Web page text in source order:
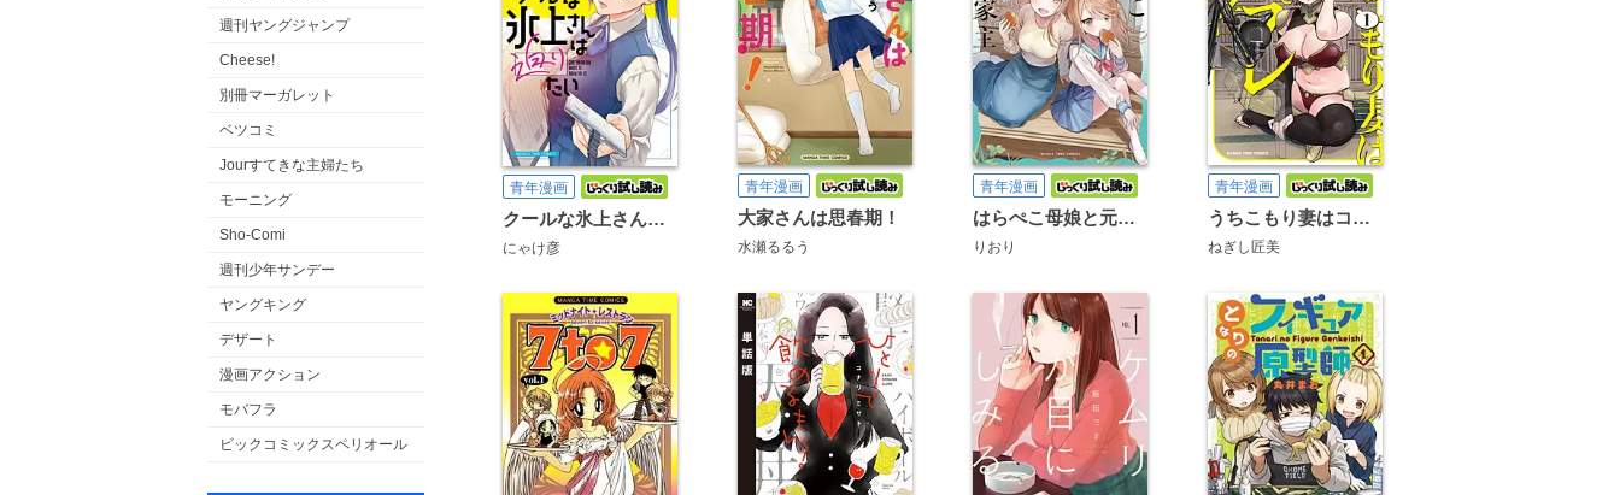
週刊ヤングジャンプ
Cheese!
別冊マーガレット
ベツコミ
Jourすてきな主婦たち
モーニング
Sho-Comi
週刊少年サンデー
ヤングキング
デザート
漫画アクション
モバフラ
ビックコミックスペリオール
青年漫画
クールな氷上さんは迫りたい
にゃけ彦
青年漫画
大家さんは思春期！
水瀬るるう
青年漫画
はらぺこ母娘と元カレ家主
りおり
青年漫画
うちこもり妻はコスプレ配信者
ねぎし匠美